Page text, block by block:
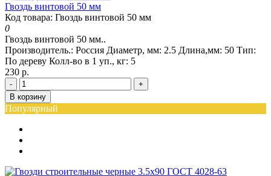
Гвоздь винтовой 50 мм
Код товара: Гвоздь винтовой 50 мм
0
Гвоздь винтовой 50 мм..
Производитель.: Россия Диаметр, мм: 2.5 Длина,мм: 50 Тип:
По дереву Колл-во в 1 уп., кг: 5
230 р.
-
+
В корзину
Популярный